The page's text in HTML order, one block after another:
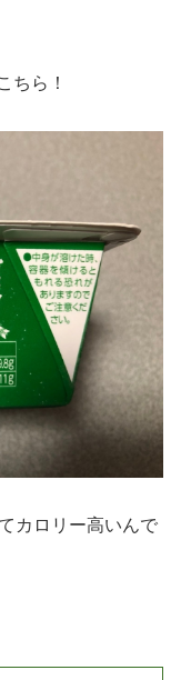
ちら！
カロリー高いんで